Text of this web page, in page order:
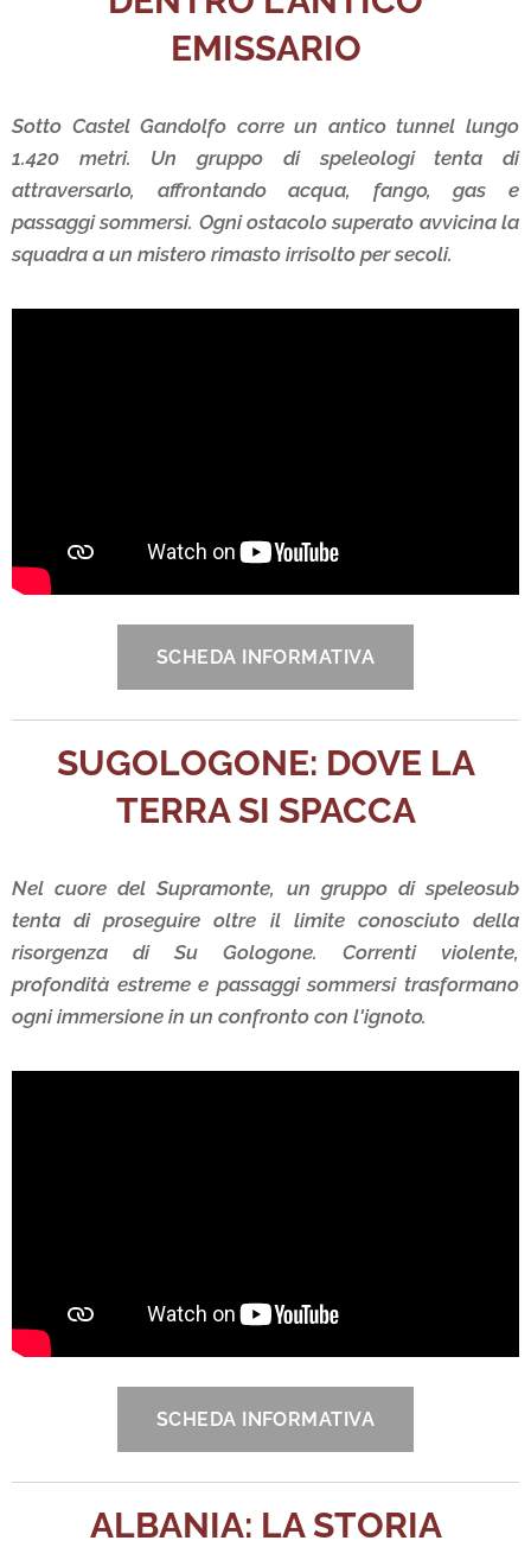
EMISSARIO
Sotto Castel Gandolfo corre un antico tunnel lungo
1.420 metri. Un gruppo di speleologi tenta di
attraversarlo, affrontando acqua, fango, gas e
passaggi sommersi. Ogni ostacolo superato avvicina la
squadra a un mistero rimasto irrisolto per secoli.
SCHEDA INFORMATIVA
SUGOLOGONE: DOVE LA
TERRA SI SPACCA
Nel cuore del Supramonte, un gruppo di speleosub
tenta di proseguire oltre il limite conosciuto della
risorgenza di Su Gologone. Correnti violente,
profondità estreme e passaggi sommersi trasformano
ogni immersione in un confronto con l'ignoto.
SCHEDA INFORMATIVA
ALBANIA: LA STORIA